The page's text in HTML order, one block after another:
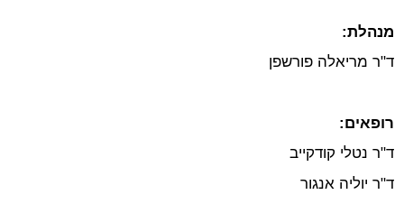
מנהלת:
ד"ר מריאלה פורשפן
רופאים:
ד"ר נטלי קודקייב
ד"ר יוליה אנגור